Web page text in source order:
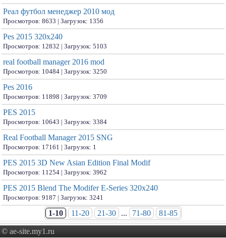
Реал футбол менеджер 2010 мод
Просмотров: 8633 | Загрузок: 1356
Pes 2015 320x240
Просмотров: 12832 | Загрузок: 5103
real football manager 2016 mod
Просмотров: 10484 | Загрузок: 3250
Pes 2016
Просмотров: 11898 | Загрузок: 3709
PES 2015
Просмотров: 10643 | Загрузок: 3384
Real Football Manager 2015 SNG
Просмотров: 17161 | Загрузок: 1
PES 2015 3D New Asian Edition Final Modif
Просмотров: 11254 | Загрузок: 3962
PES 2015 Blend The Modifer E-Series 320x240
Просмотров: 9187 | Загрузок: 3241
1-10 11-20 21-30 ... 71-80 81-85
© ae-site.my1.ru